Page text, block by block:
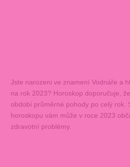
Jste narozeni ve znamení Vodnáře a
na rok 2023? Horoskop doporučuje,
období průměrné pohody po celý rok.
horoskopu vám může v roce 2023
zdravotní problémy.